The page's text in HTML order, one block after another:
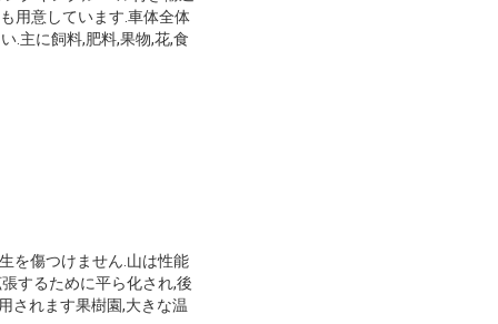
用意しています.車体全体
.主に飼料,肥料,果物,花,食
を傷つけません.山は性能
するために平ら化され,後
されます果樹園,大きな温